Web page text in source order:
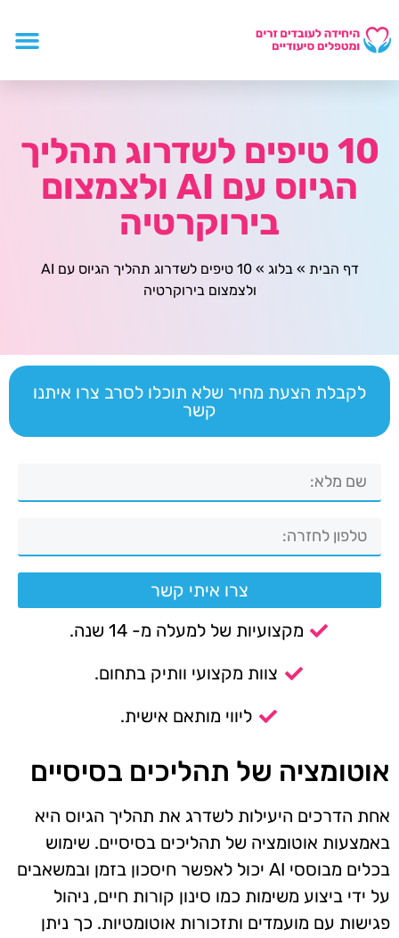
10 טיפים לשדרוג תהליך
הגיוס עם AI ולצמצום
בירוקרטיה
דף הבית »בלוג »
10 טיפים לשדרוג תהליך הגיוס עם AI
ולצמצום בירוקרטיה
לקבלת הצעת מחיר שלא תוכלו לסרב צרו איתנו
קשר
צרו איתי קשר
מקצועיות של למעלה מ- 14 שנה.
צוות מקצועי וותיק בתחום.
ליווי מותאם אישית.
אוטומציה של תהליכים בסיסיים
אחת הדרכים היעילות לשדרג את תהליך הגיוס היא
באמצעות אוטומציה של תהליכים בסיסיים. שימוש
בכלים מבוססי AI יכול לאפשר חיסכון בזמן ובמשאבים
על ידי ביצוע משימות כמו סינון קורות חיים, ניהול
פגישות עם מועמדים ותזכורות אוטומטיות. כך ניתן